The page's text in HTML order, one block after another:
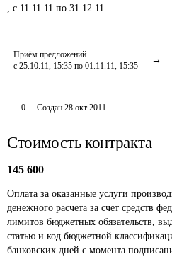
, с 11.11.11 по 31.12.11
Приём предложений
с 25.10.11, 15:35 по 01.11.11, 15:35
0 Создан 28 окт 2011
Стоимость контракта
145 600
Оплата за оказанные услуги
денежного расчета за счет средств
лимитов бюджетных обязательств,
статью и код бюджетной
банковских дней с момента